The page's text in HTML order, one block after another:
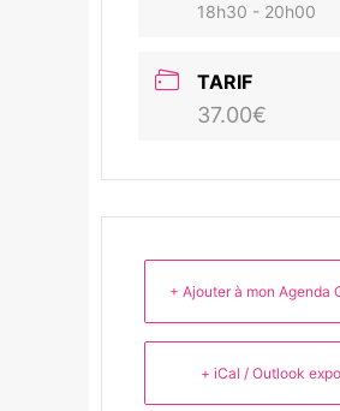
18h30 - 20h00
TARIF
37.00€
+ Ajouter à mon Agenda
+ iCal / Outlook